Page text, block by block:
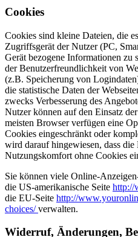
Cookies
Cookies sind kleine Dateien, die
Zugriffsgerät der Nutzer (PC,
Gerät bezogene Informationen zu
der Benutzerfreundlichkeit von
(z.B. Speicherung von
die statistische Daten der
zwecks Verbesserung des
Nutzer können auf den Einsatz
meisten Browser verfügen eine
Cookies eingeschränkt oder
wird darauf hingewiesen, dass
Nutzungskomfort ohne Cookies
Sie können viele Online-
die US-amerikanische Seite http://
die EU-Seite http://
choices/verwalten.
Widerruf, Änderungen,